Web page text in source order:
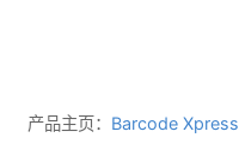
产品主页： Barcode Xpress